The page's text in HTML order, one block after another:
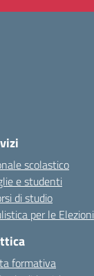
scolastico
e studenti
di studio
per le Elezioni
formativa